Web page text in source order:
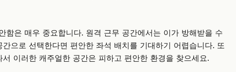
함은 매우 중요합니다. 원격 근무 공간에서는 이가 방해받을 수
으로 선택한다면 편안한 좌석 배치를 기대하기 어렵습니다. 또
이러한 캐주얼한 공간은 피하고 편안한 환경을 찾으세요.